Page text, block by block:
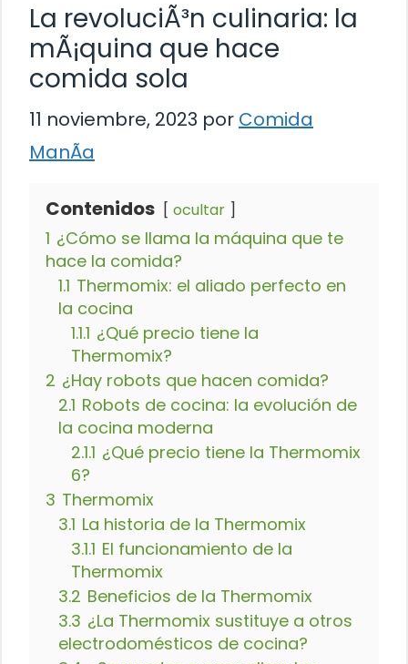
La revoluciÃ³n culinaria: la
mÃ¡quina que hace
comida sola
11 noviembre, 2023 por Comida
ManÃ­a
Contenidos ocultar
1 ¿Cómo se llama la máquina que te
hace la comida?
1.1 Thermomix: el aliado perfecto en
la cocina
1.1.1 ¿Qué precio tiene la
Thermomix?
2 ¿Hay robots que hacen comida?
2.1 Robots de cocina: la evolución de
la cocina moderna
2.1.1 ¿Qué precio tiene la Thermomix
6?
3 Thermomix
3.1 La historia de la Thermomix
3.1.1 El funcionamiento de la
Thermomix
3.2 Beneficios de la Thermomix
3.3 ¿La Thermomix sustituye a otros
electrodomésticos de cocina?